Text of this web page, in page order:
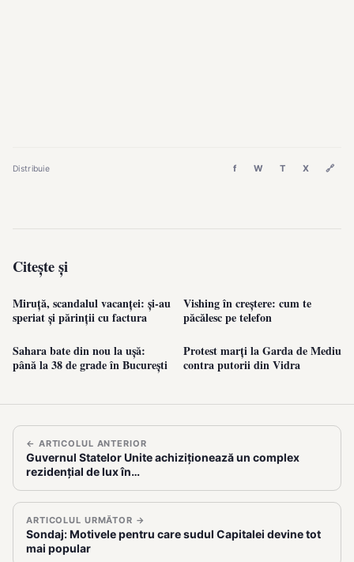
Distribuie f W T X 🔗
Citește și
Miruță, scandalul vacanței: și-au
speriat și părinții cu factura
Vishing în creștere: cum te
păcălesc pe telefon
Sahara bate din nou la ușă:
până la 38 de grade în București
Protest marți la Garda de Mediu
contra putorii din Vidra
← ARTICOLUL ANTERIOR
Guvernul Statelor Unite achiziționează un complex
rezidențial de lux în…
ARTICOLUL URMĂTOR →
Sondaj: Motivele pentru care sudul Capitalei devine tot
mai popular